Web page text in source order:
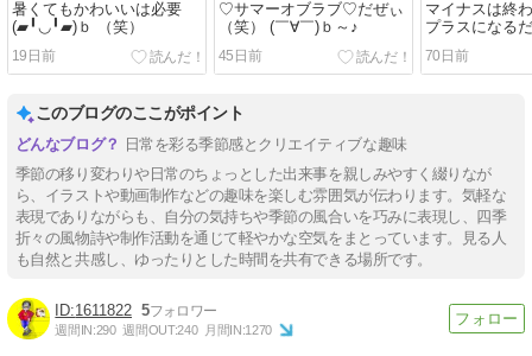
暑くてもかわいいは必要
(▰╹◡╹▰)ｂ （笑）
19日前
♡サマーオブラブ♡だぜぃ
（笑） (￣∀￣)ｂ～♪
45日前
マイナスは終
プラスになる
♪(￣∀￣)ｂ
70日前
このブログのここがポイント
日常を彩る季節感とクリエイティブな趣味
季節の移り変わりや日常のちょっとした出来事を親しみやすく綴りなが
ら、イラストや動画制作などの趣味を楽しむ雰囲気が伝わります。気軽な
表現でありながらも、自分の気持ちや季節の風合いを巧みに表現し、四季
折々の風物詩や制作活動を通じて軽やかな空気をまとっています。見る人
も自然と共感し、ゆったりとした時間を共有できる場所です。
1611822 5
週間IN:290 週間OUT:240 月間IN:1270